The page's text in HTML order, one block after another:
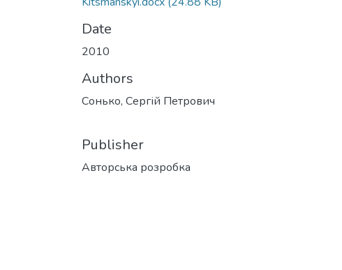
Date
2010
Authors
Сонько, Сергій Петрович
Publisher
Авторська розробка